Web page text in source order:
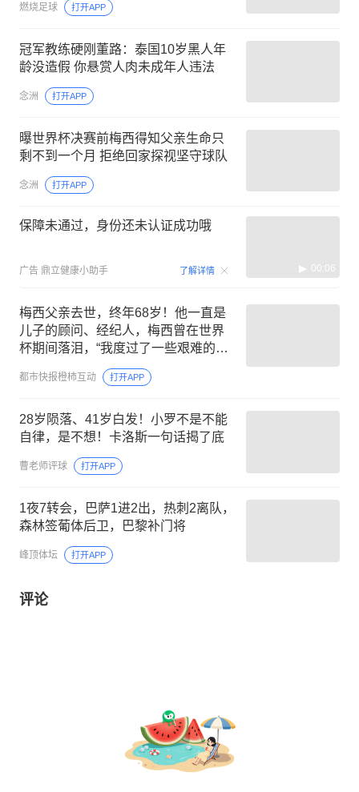
燃烧足球 打开APP
冠军教练硬刚董路：泰国10岁黑人年
龄没造假 你悬赏人肉未成年人违法
念洲 打开APP
曝世界杯决赛前梅西得知父亲生命只
剩不到一个月 拒绝回家探视坚守球队
念洲 打开APP
保障未通过，身份还未认证成功哦
广告 鼎立健康小助手 了解详情 00:06
梅西父亲去世，终年68岁！他一直是
儿子的顾问、经纪人，梅西曾在世界
杯期间落泪，“我度过了一些艰难的日
都市快报橙柿互动 打开APP
28岁陨落、41岁白发！小罗不是不能
自律，是不想！卡洛斯一句话揭了底
曹老师评球 打开APP
1夜7转会，巴萨1进2出，热刺2离队，
森林签葡体后卫，巴黎补门将
峰顶体坛 打开APP
评论